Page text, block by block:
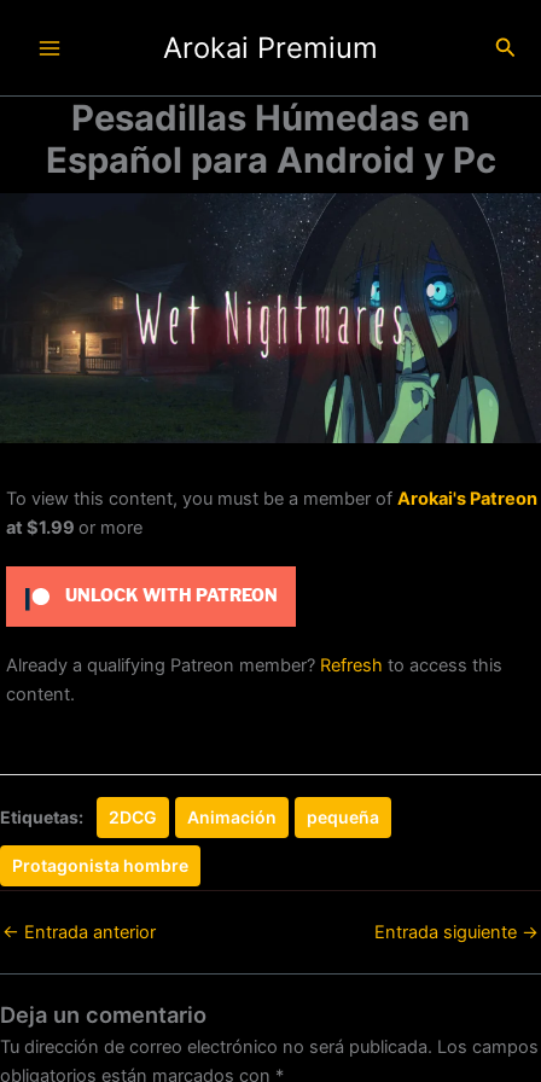
Arokai Premium
Pesadillas Húmedas en
Español para Android y Pc
To view this content, you must be a member of Arokai's Patreon
at $1.99 or more
UNLOCK WITH PATREON
Already a qualifying Patreon member? Refresh to access this
content.
Etiquetas: 2DCG Animación pequeña
Protagonista hombre
← Entrada anterior Entrada siguiente →
Deja un comentario
Tu dirección de correo electrónico no será publicada. Los campos
obligatorios están marcados con *